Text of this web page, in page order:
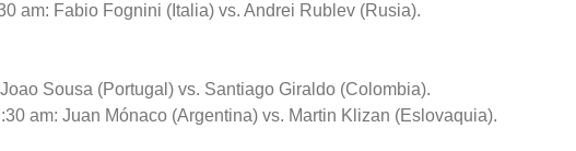
am: Fabio Fognini (Italia) vs. Andrei Rublev (Rusia).
Sousa (Portugal) vs. Santiago Giraldo (Colombia).
am: Juan Mónaco (Argentina) vs. Martin Klizan (Eslovaquia).